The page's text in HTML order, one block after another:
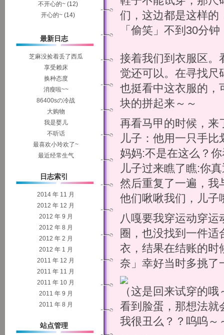
们，这边都是这样的
「偷笑」不到30分
接着我们到衣服区。
觉还可以。在寻找尺
也挺看中这衣服的，
块的拼起来～～
再看马甲的时候，来
儿子：他用一只手
妈妈:不是在这么？
儿子过来瞧了瞧:你
然后重复了一遍，我
他们啾啾我们，儿子
八嘎要我穿运动穿
圈，也没找到一件
衣，结果在结账的时
奈」幸好当时多挑了
（这是回来试穿的
看到脸蛋，那想法就
我很丑么？？呜呜～
不开心的~(12)
开心的~(14)
最新日志
芝麻没捡着丢了西瓜
享受赖床
换种态度
消瘦啦~~
86400sの冷战
大购物
我是婴儿
不听话
最喜欢小玲欢了~
最近经常生气
日志索引
2014 年 11 月
2012 年 12 月
2012 年 9 月
2012 年 8 月
2012 年 2 月
2012 年 1 月
2011 年 12 月
2011 年 11 月
2011 年 10 月
2011 年 9 月
2011 年 8 月
站点管理